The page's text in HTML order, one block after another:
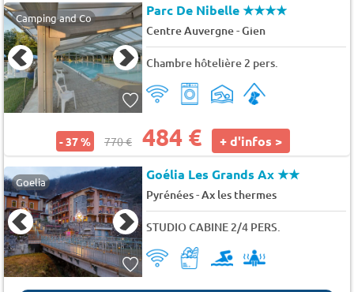
Camping and Co Parc De Nibelle★★★★
Centre Auvergne-Gien
Chambre hôtelière 2 pers.
- 37 % 770 € 484 € + d'infos >
Goelia Goélia Les Grands Ax★★
Pyrénées-Ax les thermes
STUDIO CABINE 2/4 PERS.